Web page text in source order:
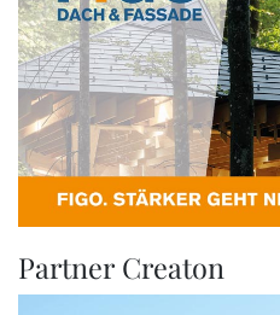
Partner Creaton